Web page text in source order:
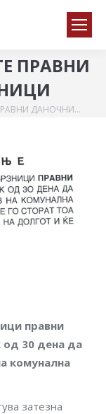
ПРАВНИ
ДАНОЧНИ…
правни
30 дена да
комунална
затезна